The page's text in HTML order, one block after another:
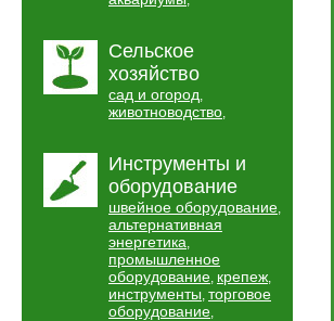
Сельское
хозяйство
сад и огород,
животноводство,
Инструменты и
оборудование
швейное оборудование,
альтернативная
энергетика,
промышленное
оборудование, крепеж,
инструменты, торговое
оборудование,